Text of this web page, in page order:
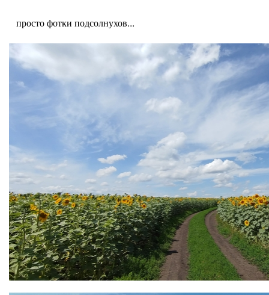
просто фотки подсолнухов...